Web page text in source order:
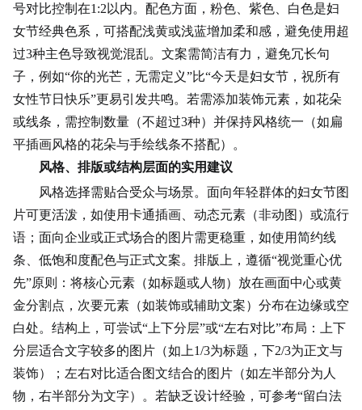
号对比控制在1:2以内。配色方面，粉色、紫色、白色是妇
女节经典色系，可搭配浅黄或浅蓝增加柔和感，避免使用超
过3种主色导致视觉混乱。文案需简洁有力，避免冗长句
子，例如“你的光芒 ，无需定义”比“今天是妇女节，祝所有
女性节日快乐”更易引发共鸣。若需添加装饰元素，如花朵
或线条，需控制数量（不超过3种）并保持风格统一（如扁
平插画风格的花朵与手绘线条不搭配）。
风格、排版或结构层面的实用建议
风格选择需贴合受众与场景。面向年轻群体的妇女节图
片可更活泼，如使用卡通插画、动态元素（非动图）或流行
语；面向企业或正式场合的图片需更稳重，如使用简约线
条、低饱和度配色与正式文案。排版上，遵循“视觉重心优
先”原则：将核心元素（如标题或人物）放在画面中心或黄
金分割点，次要元素（如装饰或辅助文案）分布在边缘或空
白处。结构上，可尝试“上下分层”或“左右对比”布局：上下
分层适合文字较多的图片（如上1/3为标题，下2/3为正文与
装饰）；左右对比适合图文结合的图片（如左半部分为人
物，右半部分为文字）。若缺乏设计经验，可参考“留白法